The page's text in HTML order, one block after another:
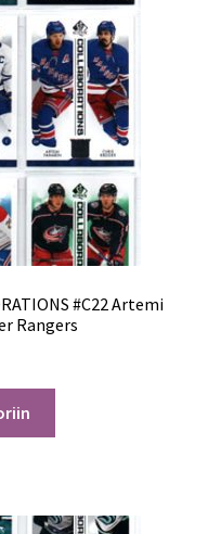
#C22 Artemi
Rangers